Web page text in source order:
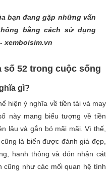
bạn đang gặp những vấn
bằng cách sử dụng
- xemboisim.vn
số 52 trong cuộc sống
gì?
hiện ý nghĩa về tiền tài và may
này mang biểu tượng về tiền
lâu và gắn bó mãi mãi. Vì thế,
là biển được đánh giá đẹp,
hanh thông và đón nhận cát
cũng như các mối quan hệ tình